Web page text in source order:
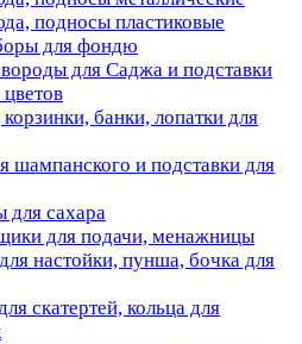
подносы пластиковые
для фондю
для Саджа и подставки
банки, лопатки для
шампанского и подставки для
для сахара
для подачи, менажницы
настойки, пунша, бочка для
скатертей, кольца для